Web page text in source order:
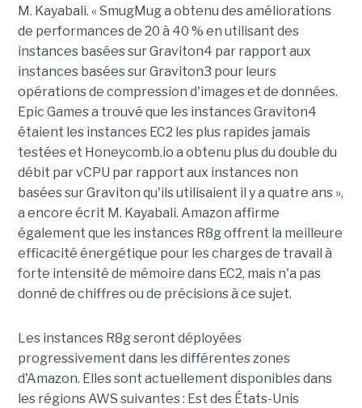
M. Kayabali. « SmugMug a obtenu des améliorations
de performances de 20 à 40 % en utilisant des
instances basées sur Graviton4 par rapport aux
instances basées sur Graviton3 pour leurs
opérations de compression d'images et de données.
Epic Games a trouvé que les instances Graviton4
étaient les instances EC2 les plus rapides jamais
testées et Honeycomb.io a obtenu plus du double du
débit par vCPU par rapport aux instances non
basées sur Graviton qu'ils utilisaient il y a quatre ans »,
a encore écrit M. Kayabali. Amazon affirme
également que les instances R8g offrent la meilleure
efficacité énergétique pour les charges de travail à
forte intensité de mémoire dans EC2, mais n'a pas
donné de chiffres ou de précisions à ce sujet.
Les instances R8g seront déployées
progressivement dans les différentes zones
d'Amazon. Elles sont actuellement disponibles dans
les régions AWS suivantes : Est des États-Unis